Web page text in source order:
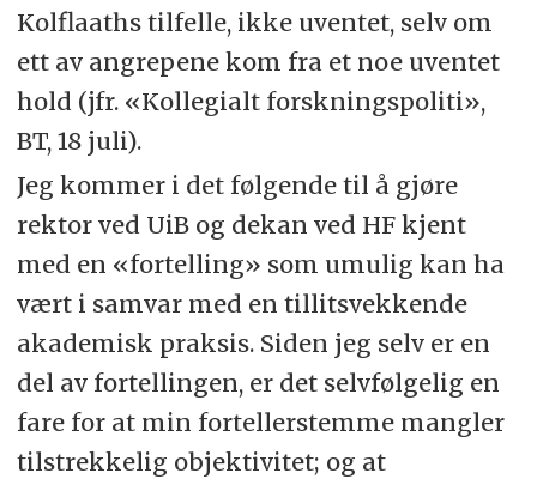
Kolflaaths tilfelle, ikke uventet, selv om
ett av angrepene kom fra et noe uventet
hold (jfr. «Kollegialt forskningspoliti»,
BT, 18 juli).
Jeg kommer i det følgende til å gjøre
rektor ved UiB og dekan ved HFkjent
med en «fortelling» som umulig kan ha
vært i samvar med en tillitsvekkende
akademisk praksis. Siden jeg selv er en
del av fortellingen, er det selvfølgelig en
fare for at min fortellerstemme mangler
tilstrekkelig objektivitet; og at